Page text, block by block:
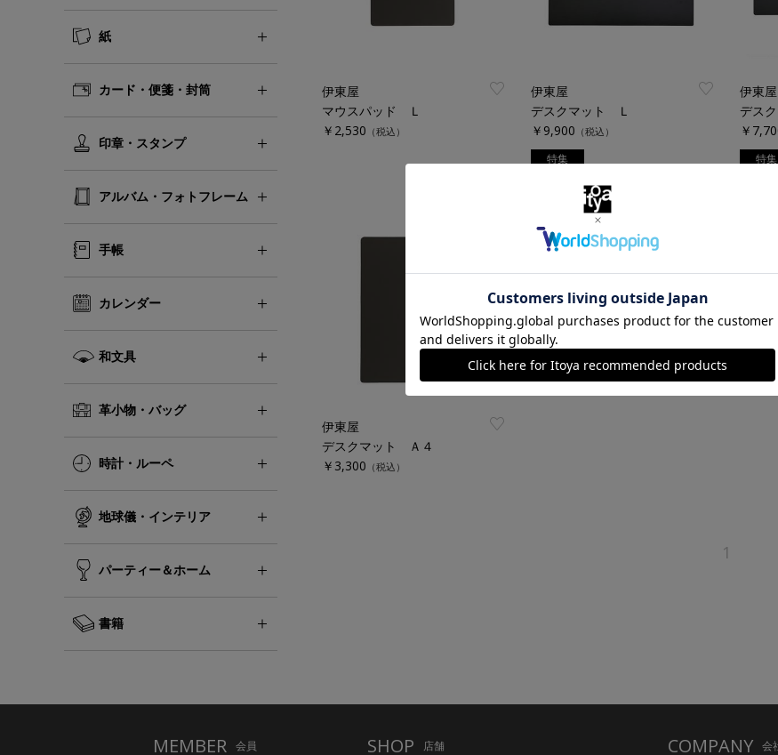
紙
カード・便箋・封筒
印章・スタンプ
アルバム・フォトフレーム
手帳
カレンダー
和文具
革小物・バッグ
時計・ルーペ
地球儀・インテリア
パーティー＆ホーム
書籍
伊東屋
マウスパッド Ｌ
￥2,530 （税込）
伊東屋
デスクマット Ｌ
￥9,900 （税込）
特集
伊東屋
デス
￥
特集
伊東屋
デスクマット Ａ４
￥3,300 （税込）
1
MEMBER 会員 SHOP 店舗 COMPANY 会